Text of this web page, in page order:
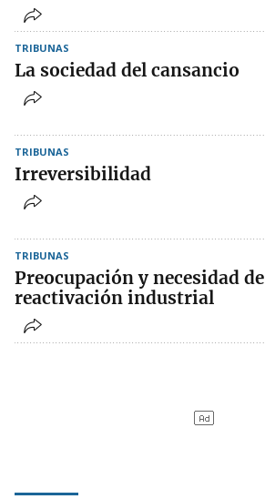
TRIBUNAS
La sociedad del cansancio
TRIBUNAS
Irreversibilidad
TRIBUNAS
Preocupación y necesidad de
reactivación industrial